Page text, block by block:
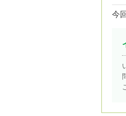
今